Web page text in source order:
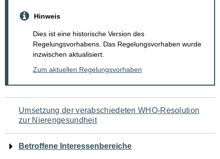
Hinweis
Dies ist eine historische Version des
Regelungsvorhabens. Das Regelungsvorhaben wurde
inzwischen aktualisiert.
Zum aktuellen Regelungsvorhaben
Navigation
für
den
Umsetzung der verabschiedeten WHO-Resolution
zur Nierengesundheit
Betroffene Interessenbereiche